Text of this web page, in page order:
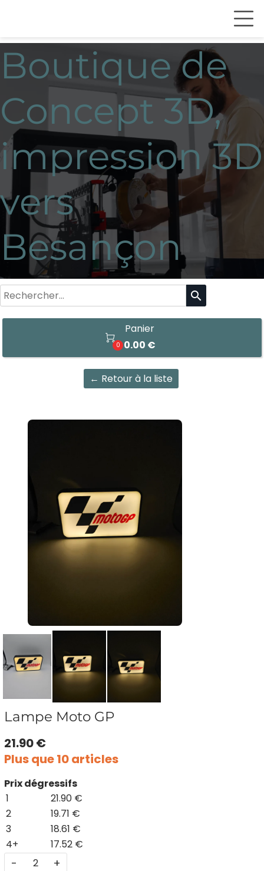
Boutique de
Concept 3D,
impression 3D
vers
Besançon
search

0
Panier
0.00 €
← Retour à la liste
Lampe Moto GP
21.90 €
Plus que 10 articles
Prix dégressifs
1
21.90 €
2
19.71 €
3
18.61 €
4+
17.52 €
- +